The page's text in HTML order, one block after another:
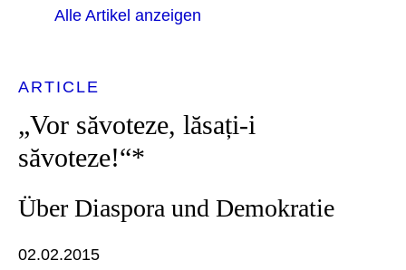
Alle Artikel anzeigen
ARTICLE
„Vor săvoteze, lăsați-i
săvoteze!“*
Über Diaspora und Demokratie
02.02.2015